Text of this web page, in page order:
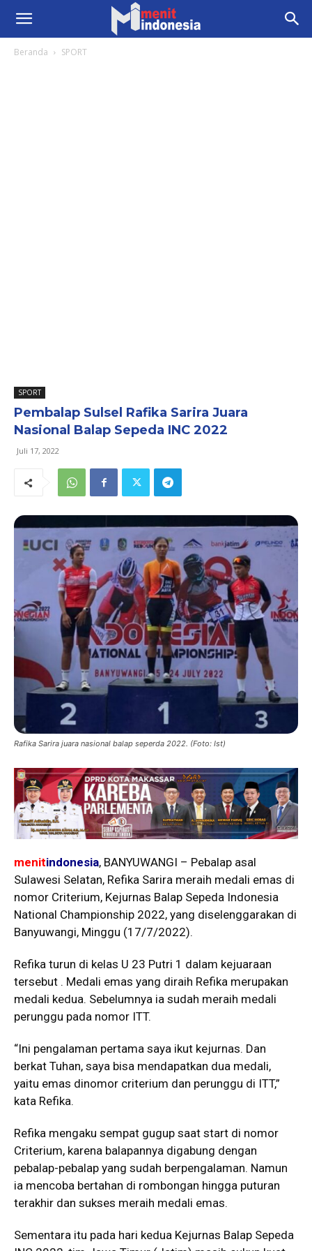
Beranda SPORT
SPORT
Pembalap Sulsel Rafika Sarira Juara
Nasional Balap Sepeda INC 2022
Juli 17, 2022
Rafika Sarira juara nasional balap seperda 2022. (Foto: Ist)
menitindonesia, BANYUWANGI – Pebalap asal
Sulawesi Selatan, Refika Sarira meraih medali emas di
nomor Criterium, Kejurnas Balap Sepeda Indonesia
National Championship 2022, yang diselenggarakan di
Banyuwangi, Minggu (17/7/2022).
Refika turun di kelas U 23 Putri 1 dalam kejuaraan
tersebut . Medali emas yang diraih Refika merupakan
medali kedua. Sebelumnya ia sudah meraih medali
perunggu pada nomor ITT.
“Ini pengalaman pertama saya ikut kejurnas. Dan
berkat Tuhan, saya bisa mendapatkan dua medali,
yaitu emas dinomor criterium dan perunggu di ITT,”
kata Refika.
Refika mengaku sempat gugup saat start di nomor
Criterium, karena balapannya digabung dengan
pebalap-pebalap yang sudah berpengalaman. Namun
ia mencoba bertahan di rombongan hingga puturan
terakhir dan sukses meraih medali emas.
Sementara itu pada hari kedua Kejurnas Balap Sepeda